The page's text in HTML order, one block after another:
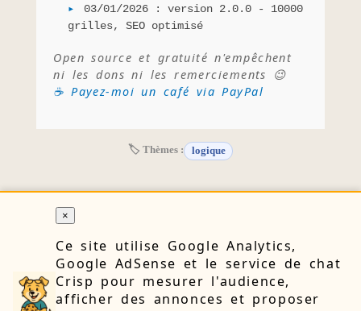
×
Ce site utilise Google Analytics,
Google AdSense et le service de chat
Crisp pour mesurer l'audience,
afficher des annonces et proposer
03/01/2026 : version 2.0.0 - 10000
grilles, SEO optimisé
Open source et gratuité n'empêchent
ni les dons ni les remerciements 😉
☕ Payez-moi un café via PayPal
🏷 Thèmes : logique
🔒 Confidentialité👤 À propos📝 Blog
📧 Contact